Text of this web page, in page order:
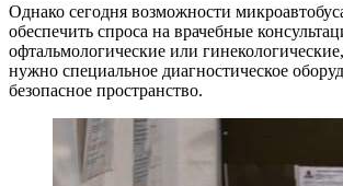
Однако сегодня возможности
обеспечить спроса на врачебные
офтальмологические или
нужно специальное диагностическое
безопасное пространство.